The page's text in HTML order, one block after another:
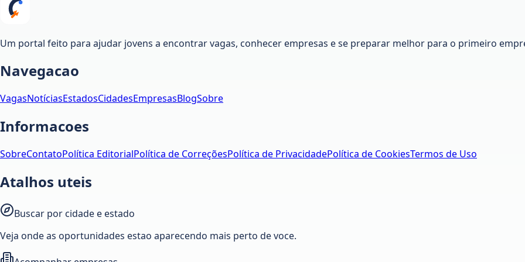
Um portal feito para ajudar jovens a encontrar vagas, conhecer empresas e se preparar melhor para o primeiro
Navegacao
VagasNotíciasEstadosCidadesEmpresasBlogSobre
Informacoes
SobreContatoPolítica EditorialPolítica de CorreçõesPolítica de PrivacidadePolítica de CookiesTermos de Uso
Atalhos uteis
Buscar por cidade e estado
Veja onde as oportunidades estao aparecendo mais perto de voce.